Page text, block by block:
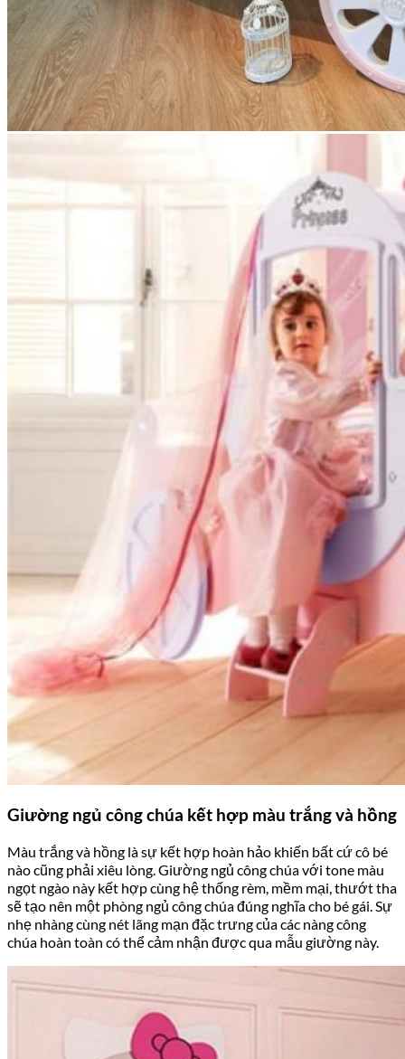
Giường ngủ công chúa kết hợp màu trắng và hồng
Màu trắng và hồng là sự kết hợp hoàn hảo khiến bất cứ cô bé
nào cũng phải xiêu lòng. Giường ngủ công chúa với tone màu
ngọt ngào này kết hợp cùng hệ thống rèm, mềm mại, thướt tha
sẽ tạo nên một phòng ngủ công chúa đúng nghĩa cho bé gái. Sự
nhẹ nhàng cùng nét lãng mạn đặc trưng của các nàng công
chúa hoàn toàn có thể cảm nhận được qua mẫu giường này.